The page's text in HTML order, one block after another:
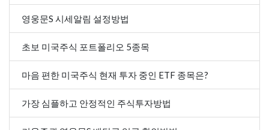
영웅문S 시세알림 설정방법
초보 미국주식 포트폴리오 5종목
마음 편한 미국주식 현재 투자 중인 ETF 종목은?
가장 심플하고 안정적인 주식투자방법